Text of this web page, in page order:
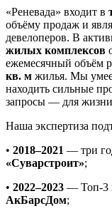
«Реневада» входит в
объёму продаж и
девелоперов. В
жилых комплексов
ежемесячный объём
кв. м жилья. Мы
находить сильные
запросы — для
Наша экспертиза
• 2018–2021 — три
«Суварстроит»;
• 2022–2023 — Топ-3
АкБарсДом;